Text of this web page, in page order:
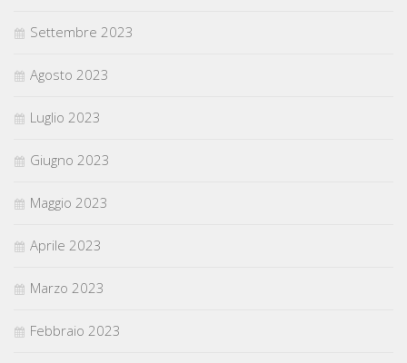
Settembre 2023
Agosto 2023
Luglio 2023
Giugno 2023
Maggio 2023
Aprile 2023
Marzo 2023
Febbraio 2023